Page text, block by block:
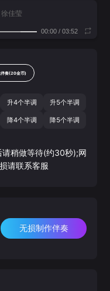
徐佳莹
00:00/ 03:52
伴奏(20金币)
升4个半调 升5个半调
降4个半调 降5个半调
稍做等待(约30秒);网
请联系客服
无损制作伴奏